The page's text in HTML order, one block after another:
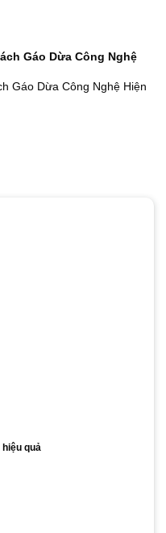
Gáo Dừa Công Nghệ
Gáo Dừa Công Nghệ Hiện
hiệu quả